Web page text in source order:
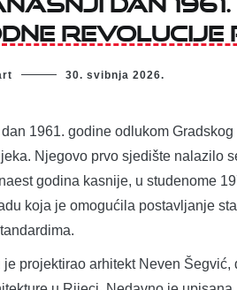
revolucije
30. svibnja 2026.
1961. godine odlukom
Njegovo prvo sjedište nalazilo
godina kasnije, u studenome
koja je omogućila postavljanje
je projektirao arhitekt Neven